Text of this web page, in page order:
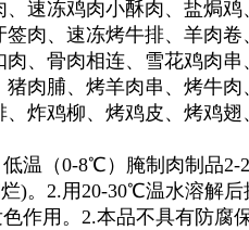
速冻鸡肉小酥肉、盐焗
肉、速冻烤牛排、羊肉
、骨肉相连、雪花鸡肉
肉脯、烤羊肉串、烤牛
炸鸡柳、烤鸡皮、烤鸡
温（0-8℃）腌制肉制品
)。2.用20-30℃温水溶解
作用。2.本品不具有防腐